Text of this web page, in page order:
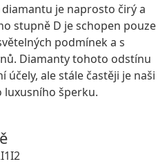
je naprosto čirý a
stupně D je schopen pouze
podmínek a s
Diamanty tohoto odstínu
ale stále častěji je naši
luxusního šperku.
I1I2